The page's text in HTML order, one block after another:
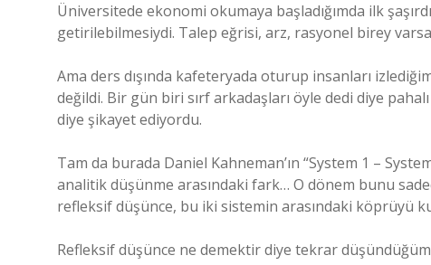
Üniversitede ekonomi okumaya başladığımda ilk
getirilebilmesiydi. Talep eğrisi, arz, rasyonel birey
Ama ders dışında kafeteryada oturup insanları
değildi. Bir gün biri sırf arkadaşları öyle dedi diye
diye şikayet ediyordu.
Tam da burada Daniel Kahneman’ın “System 1 –
analitik düşünme arasındaki fark… O dönem bunu
refleksif düşünce, bu iki sistemin arasındaki köprüyü
Refleksif düşünce ne demektir diye tekrar